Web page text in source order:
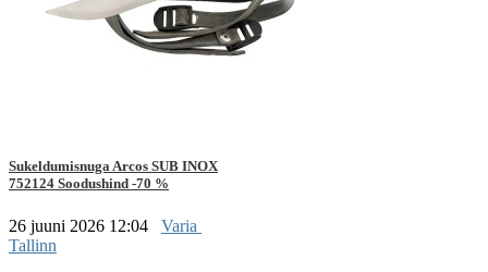
Sukeldumisnuga Arcos SUB INOX
752124 Soodushind -70 %
26 juuni 2026 12:04
Varia
Tallinn